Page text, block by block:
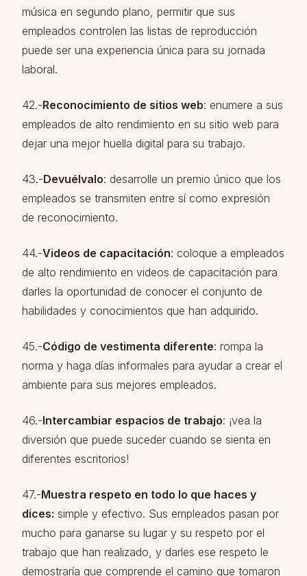
música en segundo plano, permitir que sus
empleados controlen las listas de reproducción
puede ser una experiencia única para su jornada
laboral.
42.-Reconocimiento de sitios web: enumere a sus
empleados de alto rendimiento en su sitio web para
dejar una mejor huella digital para su trabajo.
43.-Devuélvalo: desarrolle un premio único que los
empleados se transmiten entre sí como expresión
de reconocimiento.
44.-Videos de capacitación: coloque a empleados
de alto rendimiento en videos de capacitación para
darles la oportunidad de conocer el conjunto de
habilidades y conocimientos que han adquirido.
45.-Código de vestimenta diferente: rompa la
norma y haga días informales para ayudar a crear el
ambiente para sus mejores empleados.
46.-Intercambiar espacios de trabajo: ¡vea la
diversión que puede suceder cuando se sienta en
diferentes escritorios!
47.-Muestra respeto en todo lo que haces y
dices: simple y efectivo. Sus empleados pasan por
mucho para ganarse su lugar y su respeto por el
trabajo que han realizado, y darles ese respeto le
demostraría que comprende el camino que tomaron